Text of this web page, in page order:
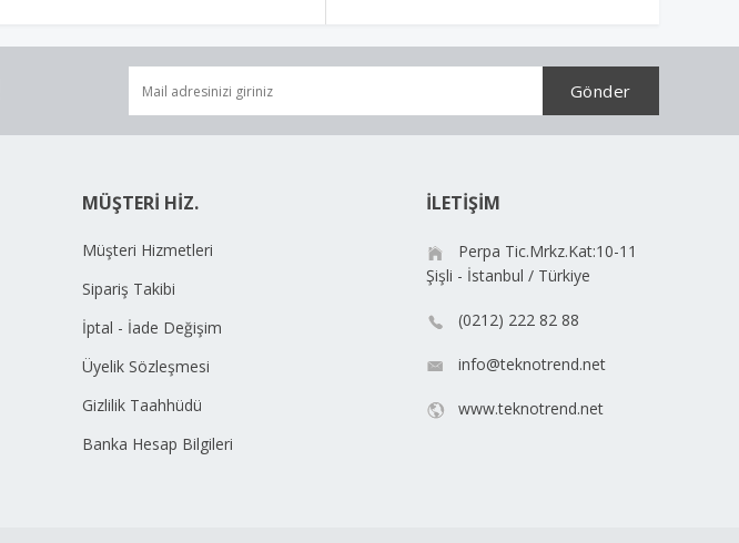
MÜŞTERİ HİZ.
Müşteri Hizmetleri
Sipariş Takibi
İptal - İade Değişim
Üyelik Sözleşmesi
Gizlilik Taahhüdü
Banka Hesap Bilgileri
İLETİŞİM
Perpa Tic.Mrkz.Kat:10-11
Şişli - İstanbul / Türkiye
(0212) 222 82 88
info@teknotrend.net
www.teknotrend.net